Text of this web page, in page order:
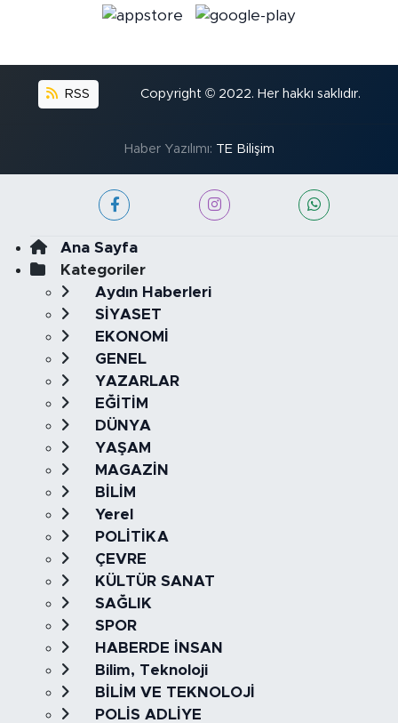
RSS Copyright © 2022. Her hakkı saklıdır.
Haber Yazılımı: TE Bilişim
Ana Sayfa
Kategoriler
Aydın Haberleri
SİYASET
EKONOMİ
GENEL
YAZARLAR
EĞİTİM
DÜNYA
YAŞAM
MAGAZİN
BİLİM
Yerel
POLİTİKA
ÇEVRE
KÜLTÜR SANAT
SAĞLIK
SPOR
HABERDE İNSAN
Bilim, Teknoloji
BİLİM VE TEKNOLOJİ
POLİS ADLİYE